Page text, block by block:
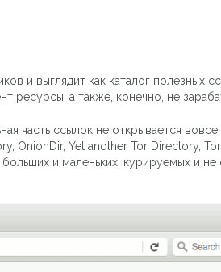
и выглядит как каталог полезных
ресурсы, а также, конечно, не
часть ссылок не открывается
OnionDir, Yet another Tor Directory,
и маленьких, курируемых и не